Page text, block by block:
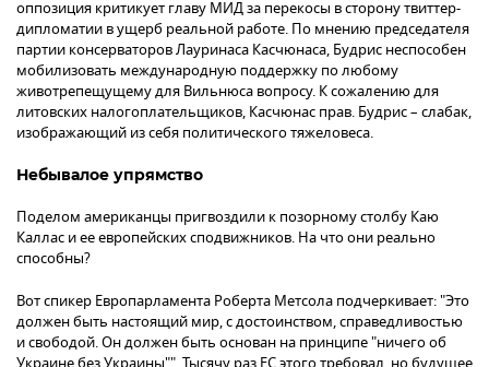
оппозиция критикует главу МИД за перекосы в сторону твиттер-
дипломатии в ущерб реальной работе. По мнению председателя
партии консерваторов Лауринаса Касчюнаса, Будрис неспособен
мобилизовать международную поддержку по любому
животрепещущему для Вильнюса вопросу. К сожалению для
литовских налогоплательщиков, Касчюнас прав. Будрис – слабак,
изображающий из себя политического тяжеловеса.
Небывалое упрямство
Поделом американцы пригвоздили к позорному столбу Каю
Каллас и ее европейских сподвижников. На что они реально
способны?
Вот спикер Европарламента Роберта Метсола подчеркивает: "Это
должен быть настоящий мир, с достоинством, справедливостью
и свободой. Он должен быть основан на принципе "ничего об
Украине без Украины"". Тысячу раз ЕС этого требовал, но будущее